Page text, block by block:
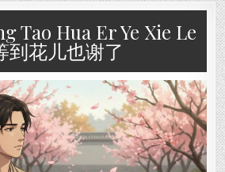
Tao Hua Er Ye Xie Le
到花儿也谢了